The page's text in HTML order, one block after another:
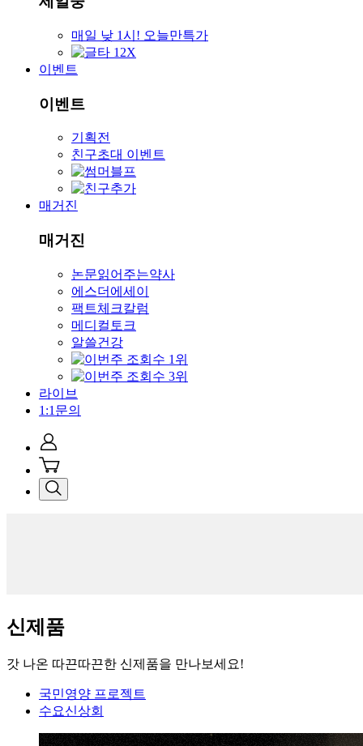
매일 낮 1시! 오늘만특가
이벤트
이벤트
기획전
친구초대 이벤트
매거진
매거진
논문읽어주는약사
에스더에세이
팩트체크칼럼
메디컬토크
알쓸건강
라이브
1:1문의
신제품
갓 나온 따끈따끈한 신제품을 만나보세요!
국민영양 프로젝트
수요신상회